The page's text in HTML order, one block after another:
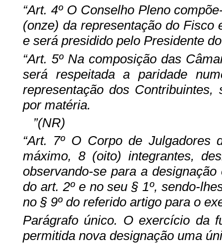
“Art. 4º O Conselho Pleno
(onze) da representação do Fisco
e será presidido pelo Presidente
“Art. 5º Na composição das
será respeitada a paridade
representação dos
por matéria.
”(NR)
“Art. 7º O Corpo de Julgadores
máximo, 8 (oito) integrantes,
observando-se para a
do art. 2º e no seu § 1º, sendo-
no § 9º do referido artigo para o
Parágrafo único. O exercício da
permitida nova designação uma